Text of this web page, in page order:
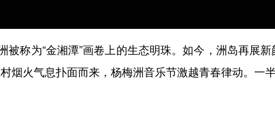
称为“金湘潭”画卷上的生态明珠。如今，洲岛再展
火气息扑面而来，杨梅洲音乐节激越青春律动。一